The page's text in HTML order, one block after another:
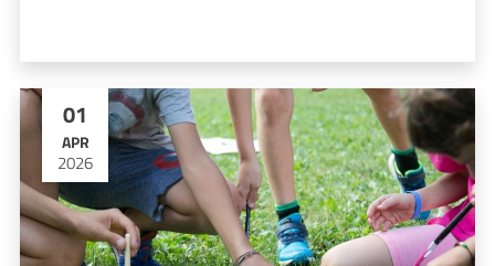
01
APR
2026